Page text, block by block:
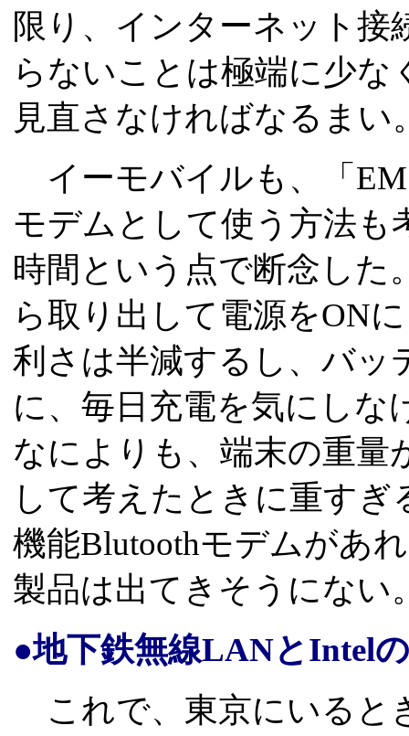
限り、インターネット
らないことは極端に少
見直さなければなるまい
イーモバイルも、「EM
モデムとして使う方法も
時間という点で断念した
ら取り出して電源をON
利さは半減するし、バッ
に、毎日充電を気にしな
なによりも、端末の重量
して考えたときに重すぎ
機能Blutoothモデムがあ
製品は出てきそうにない
●地下鉄無線LANとIntel
これで、東京にいると